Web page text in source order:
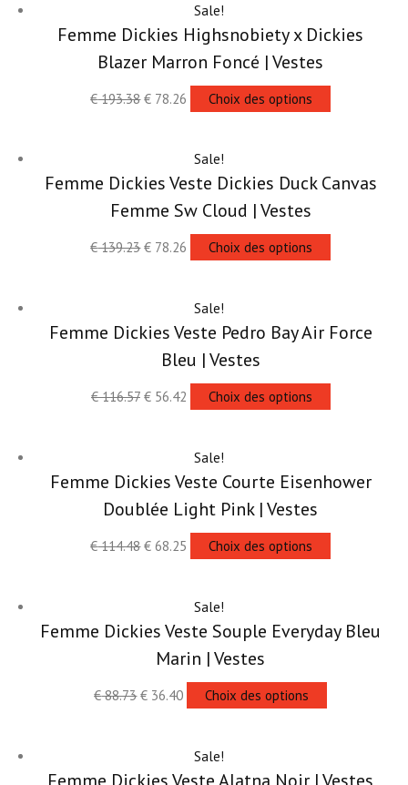
Sale!
Femme Dickies Highsnobiety x Dickies
Blazer Marron Foncé | Vestes
€193.38 € 78.26 Choix des options
Sale!
Femme Dickies Veste Dickies Duck Canvas
Femme Sw Cloud | Vestes
€139.23 € 78.26 Choix des options
Sale!
Femme Dickies Veste Pedro Bay Air Force
Bleu | Vestes
€116.57 €56.42 Choix des options
Sale!
Femme Dickies Veste Courte Eisenhower
Doublée Light Pink | Vestes
€114.48 € 68.25 Choix des options
Sale!
Femme Dickies Veste Souple Everyday Bleu
Marin | Vestes
€88.73 € 36.40 Choix des options
Sale!